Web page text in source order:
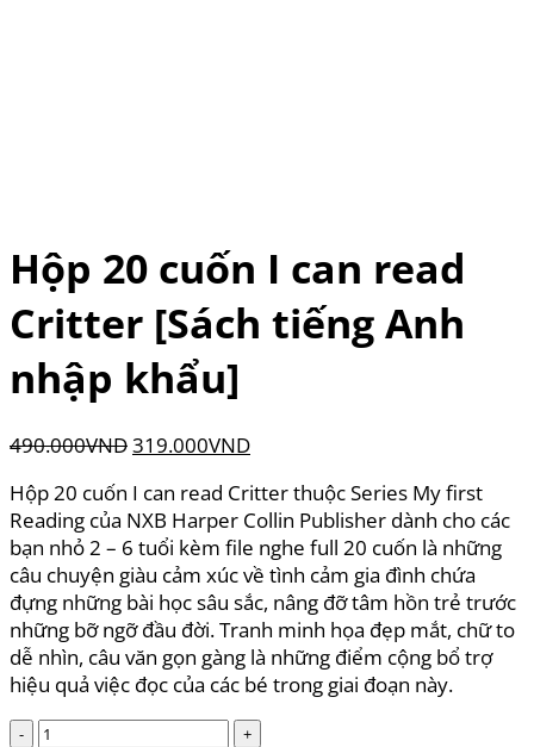
Hộp 20 cuốn I can read
Critter [Sách tiếng Anh
nhập khẩu]
490.000VNDGiá
là:
490.000VND.
319.000VNDGiá
tại
là:
319.000VND.
Hộp 20 cuốn I can read Critter thuộc Series My first
Reading của NXB Harper Collin Publisher dành cho các
bạn nhỏ 2 – 6 tuổi kèm file nghe full 20 cuốn là những
câu chuyện giàu cảm xúc về tình cảm gia đình chứa
đựng những bài học sâu sắc, nâng đỡ tâm hồn trẻ trước
những bỡ ngỡ đầu đời. Tranh minh họa đẹp mắt, chữ to
dễ nhìn, câu văn gọn gàng là những điểm cộng bổ trợ
hiệu quả việc đọc của các bé trong giai đoạn này.
Hộp